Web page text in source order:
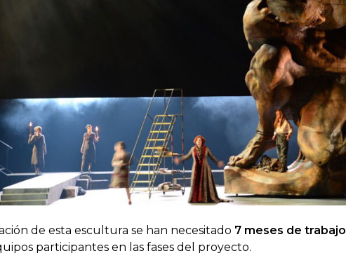
de esta escultura se han necesitado 7 meses de trabajo
participantes en las fases del proyecto.